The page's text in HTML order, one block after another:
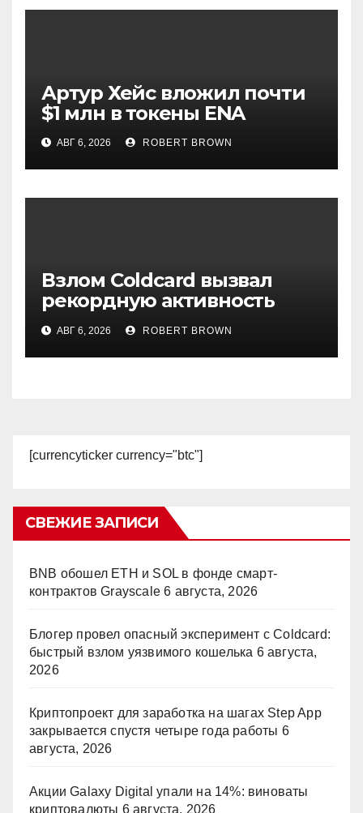
Артур Хейс вложил почти
$1 млн в токены ENA
АВГ 6, 2026 ROBERT BROWN
Взлом Coldcard вызвал
рекордную активность
держателей биткоина
АВГ 6, 2026 ROBERT BROWN
[currencyticker currency="btc"]
СВЕЖИЕ ЗАПИСИ
BNB обошел ETH и SOL в фонде смарт-
контрактов Grayscale 6 августа, 2026
Блогер провел опасный эксперимент с Coldcard:
быстрый взлом уязвимого кошелька 6 августа,
2026
Криптопроект для заработка на шагах Step App
закрывается спустя четыре года работы 6
августа, 2026
Акции Galaxy Digital упали на 14%: виноваты
криптовалюты 6 августа, 2026